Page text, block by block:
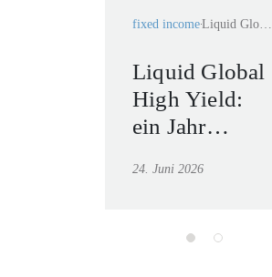
fixed income Liquid Global High Yield
Liquid Global
High Yield:
ein Jahr
durch
Rolldown-
24. Juni 2026